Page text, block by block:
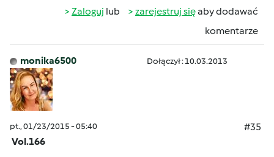
Zaloguj lub zarejestruj sięaby dodawać
komentarze
monika6500 Dołączył : 10.03.2013
pt., 01/23/2015 - 05:40
#35
Vol.166